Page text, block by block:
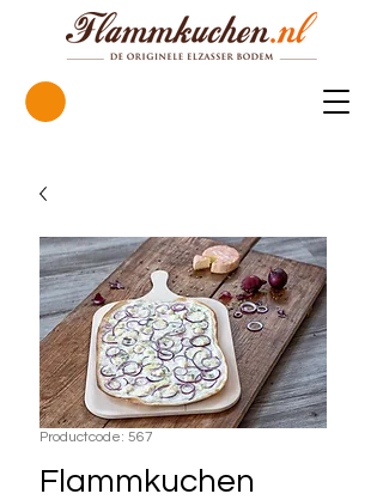
Productcode: 567
Flammkuchen